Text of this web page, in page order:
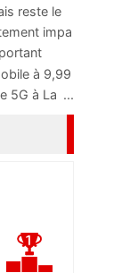
reste le
...
impa
...
à 9,99
5G à La ...